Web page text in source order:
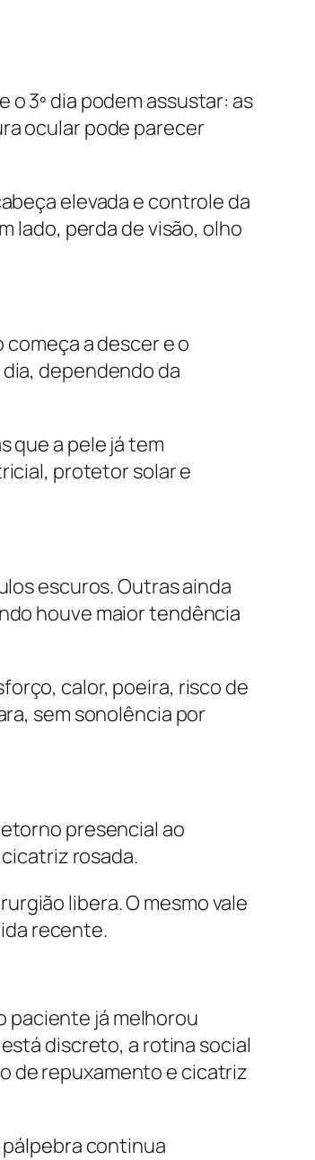
o 3º dia podem assustar: as
ocular pode parecer
elevada e controle da
lado, perda de visão, olho
começa a descer e o
dependendo da
que a pele já tem
protetor solar e
escuros. Outras ainda
houve maior tendência
calor, poeira, risco de
sem sonolência por
presencial ao
rosada.
libera. O mesmo vale
recente.
paciente já melhorou
discreto, a rotina social
de repuxamento e cicatriz
pálpebra continua